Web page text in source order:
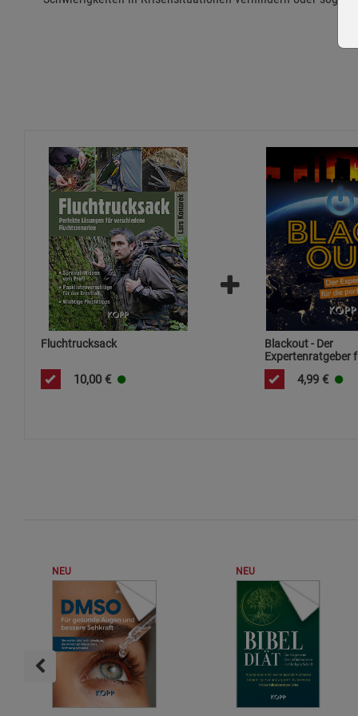
Fluchtrucksack
10,00 €
Blackout - Der
Expertenratgeber
perfekte Vorsorge
4,99 €
NEU NEU